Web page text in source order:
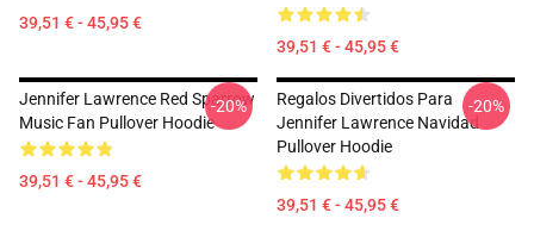
39,51 € - 45,95 €
39,51 € - 45,95 €
Jennifer Lawrence Red Sparrow
Music Fan Pullover Hoodie
39,51 € - 45,95 €
-20%
Regalos Divertidos Para
Jennifer Lawrence Navidad
Pullover Hoodie
39,51 € - 45,95 €
-20%